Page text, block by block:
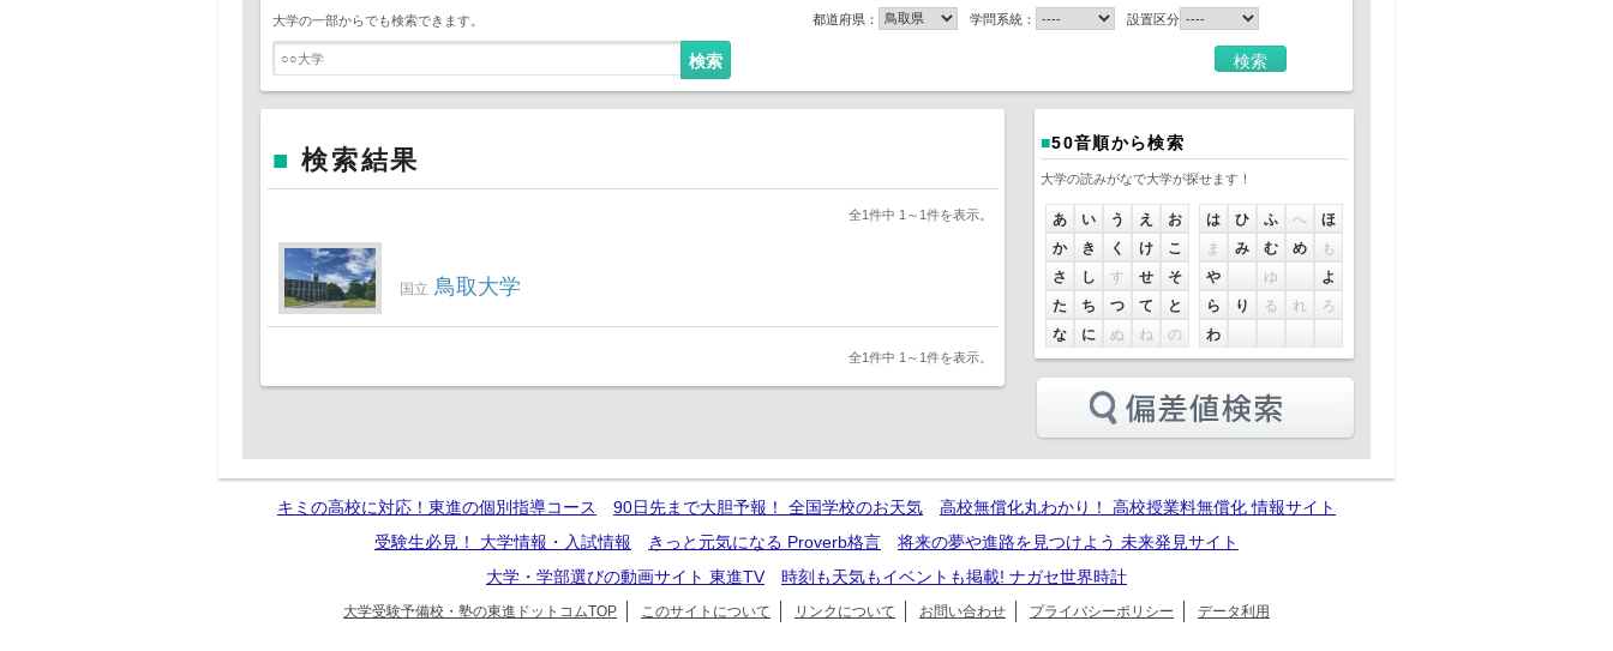
大学の一部からでも検索できます。
検索
都道府県： 学問系統： 設置区分
検索
■ 検索結果
全1件中 1～1件を表示。
国立 鳥取大学
全1件中 1～1件を表示。
■50音順から検索
大学の読みがなで大学が探せます！
あ い う え
お
か
き く け
こ
さ
し す せ
そ
た
ち つ て
と
な
に ぬ ね の
は ひ ふ へ
ほ
ま
み む め
も
や
ゆ
よ
ら
り る れ
ろ
わ
キミの高校に対応！東進の個別指導コース 90日先まで大胆予報！ 全国学校のお天気
高校無償化丸わかり！ 高校授業料無償化 情報サイト
受験生必見！ 大学情報・入試情報
きっと元気になる Proverb格言
将来の夢や進路を見つけよう 未来発見サイト
大学・学部選びの動画サイト 東進TV
時刻も天気もイベントも掲載! ナガセ世界時計
大学受験予備校・塾の東進ドットコムTOP このサイトについて リンクについて お問い合わせ プライバシーポリシー データ利用